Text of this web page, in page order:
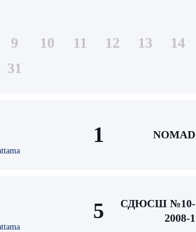
9 10 11 12 13 14
31
1 NOMAD
5
СДЮСШ №10-
2008-1